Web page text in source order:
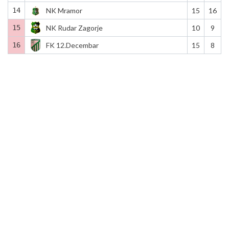
14 NK Mramor 15 16
15 NK Rudar Zagorje 10 9
16 FK 12.Decembar 15 8